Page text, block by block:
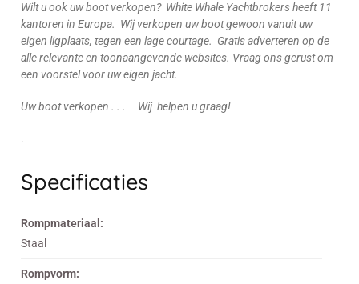
Wilt u ook uw boot verkopen? White Whale Yachtbrokers heeft 11
kantoren in Europa. Wij verkopen uw boot gewoon vanuit uw
eigen ligplaats, tegen een lage courtage. Gratis adverteren op de
alle relevante en toonaangevende websites. Vraag ons gerust om
een voorstel voor uw eigen jacht.
Uw boot verkopen . . . Wij helpen u graag!
.
Specificaties
Rompmateriaal:
Staal
Rompvorm: